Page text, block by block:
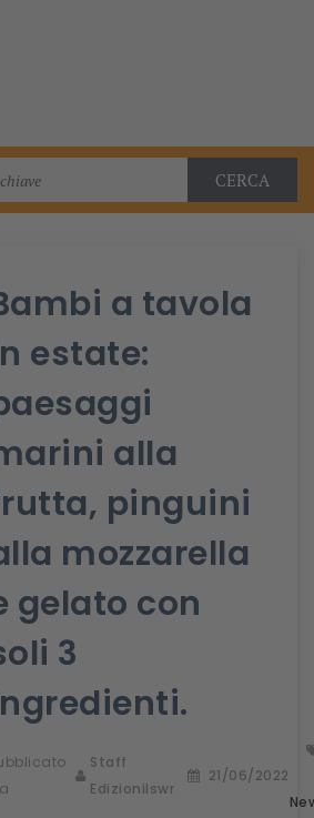
CERCA
a tavola
estate:
alla
pinguini
mozzarella
gelato con
3
Staff
Edizionilswr
21/06/2022